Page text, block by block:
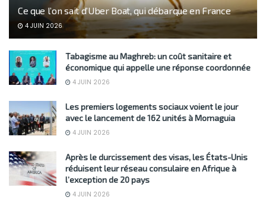
Ce que l’on sait d’Uber Boat, qui débarque en France
4 JUIN 2026
Tabagisme au Maghreb: un coût sanitaire et
économique qui appelle une réponse coordonnée
4 JUIN 2026
Les premiers logements sociaux voient le jour
avec le lancement de 162 unités à Mornaguia
4 JUIN 2026
Après le durcissement des visas, les États-Unis
réduisent leur réseau consulaire en Afrique à
l’exception de 20 pays
4 JUIN 2026